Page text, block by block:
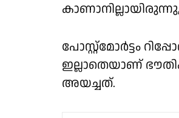
പോസ്റ്റ്‌മോര്‍ട്ടം
ഇല്ലാതെയാണ്
അയച്ചത്.